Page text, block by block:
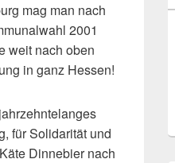
mag man nach
2001
weit nach oben
in ganz Hessen!
für Solidarität und
Dinnebier nach